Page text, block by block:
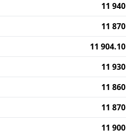
11 940
11 870
11 904.10
11 930
11 860
11 870
11 900